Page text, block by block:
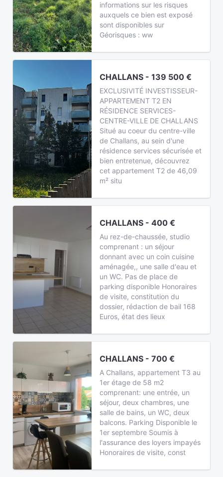
informations sur les risques
auxquels ce bien est exposé
sont disponibles sur
Géorisques : ww
CHALLANS - 139 500 €
EXCLUSIVITÉ INVESTISSEUR-
APPARTEMENT T2 EN
RÉSIDENCE SERVICES-
CENTRE-VILLE DE CHALLANS
Situé au coeur du centre-ville
de Challans, au sein d'une
résidence services sécurisée et
bien entretenue, découvrez
cet appartement T2 de 46,09
m² situ
CHALLANS - 400 €
Au rez-de-chaussée, studio
comprenant : un séjour
donnant avec un coin cuisine
aménagée,, une salle d'eau et
un WC. Pas de place de
parking disponible Honoraires
de visite, constitution du
dossier, rédaction de bail 168
Euros, état des lieux
CHALLANS - 700 €
A Challans, appartement T3 au
1er étage de 58 m2
comprenant: une entrée, un
séjour, deux chambres, une
salle de bains, un WC, deux
balcons. Parking Disponible le
1er septembre Soumis à
l'assurance des loyers impayés
Honoraires de visite, const